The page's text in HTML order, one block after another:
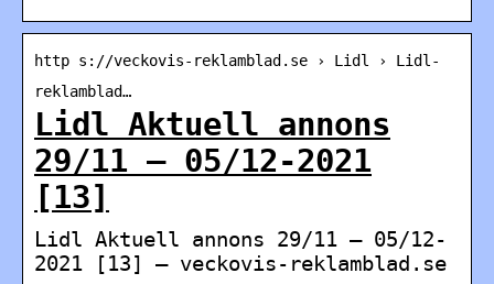
http s://veckovis-reklamblad.se › Lidl › Lidl-
reklamblad…
Lidl Aktuell annons
29/11 – 05/12-2021
[13]
Lidl Aktuell annons 29/11 – 05/12-
2021 [13] – veckovis-reklamblad.se